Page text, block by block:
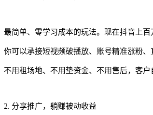
最简单、零学习成本的玩法。现在抖音上
你可以承接短视频破播放、账号精准涨粉
不用租场地、不用垫资金、不用售后，客
2. 分享推广，躺赚被动收益